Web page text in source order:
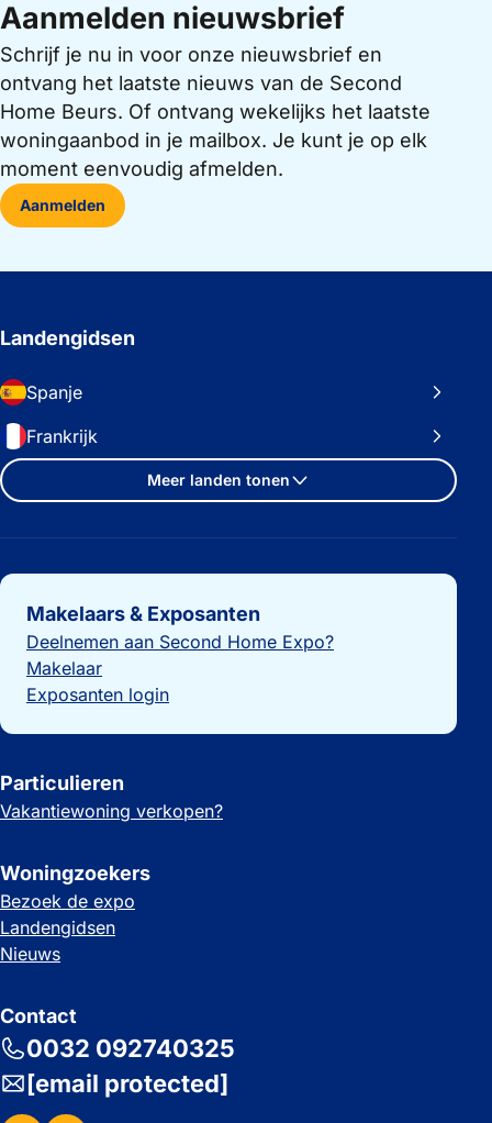
Aanmelden nieuwsbrief
Schrijf je nu in voor onze nieuwsbrief en
ontvang het laatste nieuws van de Second
Home Beurs. Of ontvang wekelijks het laatste
woningaanbod in je mailbox. Je kunt je op elk
moment eenvoudig afmelden.
Aanmelden
Landengidsen
Spanje
Frankrijk
Meer landen tonen
Belangrijke links
Makelaars & Exposanten
Deelnemen aan Second Home Expo?
Makelaar
Exposanten login
Particulieren
Vakantiewoning verkopen?
Woningzoekers
Bezoek de expo
Landengidsen
Nieuws
Contact
0032 092740325
[email protected]